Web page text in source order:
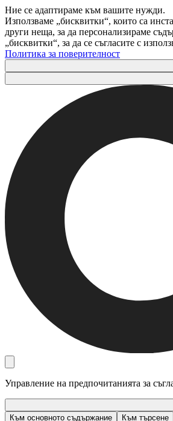
Ние се адаптираме към вашите нужди.
Използваме „бисквитки“, които са
други неща, за да персонализираме
„бисквитки“, за да се съгласите с
Политика за поверителност
Управление на предпочитанията за
Към основното съдържание
Към търсене